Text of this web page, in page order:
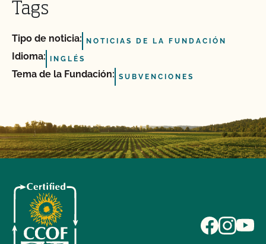
Tags
Tipo de noticia: NOTICIAS DE LA FUNDACIÓN
Idioma: INGLÉS
Tema de la Fundación: SUBVENCIONES